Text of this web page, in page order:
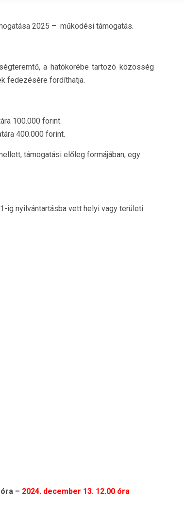
2025 – működési támogatás.
a hatókörébe tartozó közösség
fedezésére fordíthatja.
100.000 forint.
400.000 forint.
támogatási előleg formájában, egy
ig nyilvántartásba vett helyi vagy területi
– 2024. december 13. 12.00 óra